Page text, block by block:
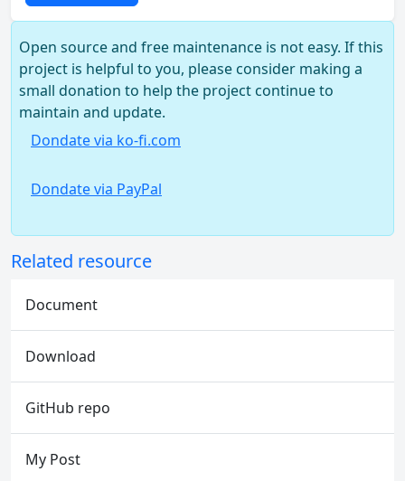
Open source and free maintenance is not easy. If this
project is helpful to you, please consider making a
small donation to help the project continue to
maintain and update.
Dondate via ko-fi.com
Dondate via PayPal
Related resource
Document
Download
GitHub repo
My Post